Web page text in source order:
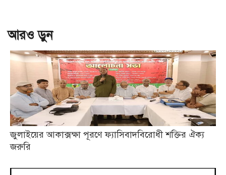
আরও ড়ুন
জুলাইয়ের আকাক্সক্ষা পূরণে ফ্যাসিবাদবিরোধী শক্তির ঐক্য
জরুরি